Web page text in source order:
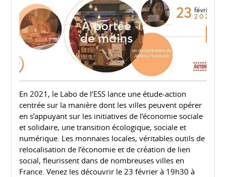
En 2021, le Labo de l’ESS lance une étude-action
centrée sur la manière dont les villes peuvent opérer
en s’appuyant sur les initiatives de l’économie sociale
et solidaire, une transition écologique, sociale et
numérique. Les monnaies locales, véritables outils de
relocalisation de l’économie et de création de lien
social, fleurissent dans de nombreuses villes en
France. Venez les découvrir le 23 février à 19h30 à